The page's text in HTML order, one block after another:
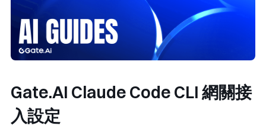
Gate.AI Claude Code CLI 網關接
入設定